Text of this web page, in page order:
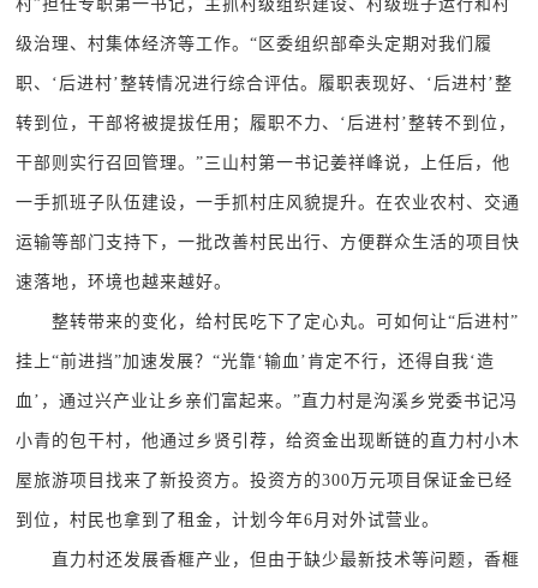
村”担任专职第一书记，主抓村级组织建设、村级班子运行和村
级治理、村集体经济等工作。“区委组织部牵头定期对我们履
职、‘后进村’整转情况进行综合评估。履职表现好、‘后进村’整
转到位，干部将被提拔任用；履职不力、‘后进村’整转不到位，
干部则实行召回管理。”三山村第一书记姜祥峰说，上任后，他
一手抓班子队伍建设，一手抓村庄风貌提升。在农业农村、交通
运输等部门支持下，一批改善村民出行、方便群众生活的项目快
速落地，环境也越来越好。
整转带来的变化，给村民吃下了定心丸。可如何让“后进村”
挂上“前进挡”加速发展？“光靠‘输血’肯定不行，还得自我‘造
血’，通过兴产业让乡亲们富起来。”直力村是沟溪乡党委书记冯
小青的包干村，他通过乡贤引荐，给资金出现断链的直力村小木
屋旅游项目找来了新投资方。投资方的300万元项目保证金已经
到位，村民也拿到了租金，计划今年6月对外试营业。
直力村还发展香榧产业，但由于缺少最新技术等问题，香榧